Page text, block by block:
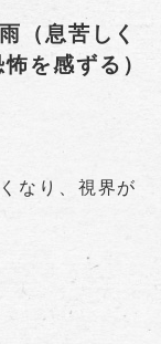
（息苦しく
を感ずる）
なり、視界が